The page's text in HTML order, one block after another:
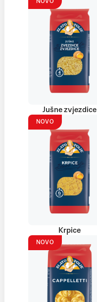
NOVO
Jušne zvjezdice
NOVO
Krpice
NOVO